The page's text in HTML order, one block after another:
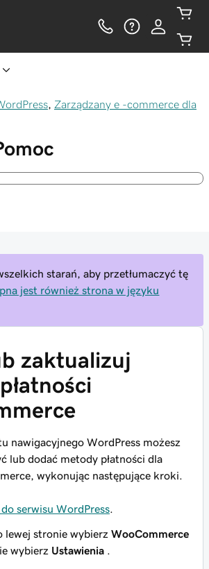
Zarządzany e -commerce dla
starań, aby przetłumaczyć tę
jest również strona w języku
zaktualizuj
nawigacyjnego WordPress możesz
lub dodać metody płatności dla
wykonując następujące kroki.
serwisu WordPress
lewej stronie wybierz WooCommerce
wybierz Ustawienia